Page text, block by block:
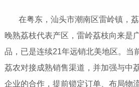
在粤东，汕头市潮南区雷岭镇，荔
晚熟荔枝代表产区，雷岭荔枝向来是
品，已是连续21年远销北美地区。当
荔农对接成熟销售渠道，并加强与中
企业的合作，提前锁定订单、布局物